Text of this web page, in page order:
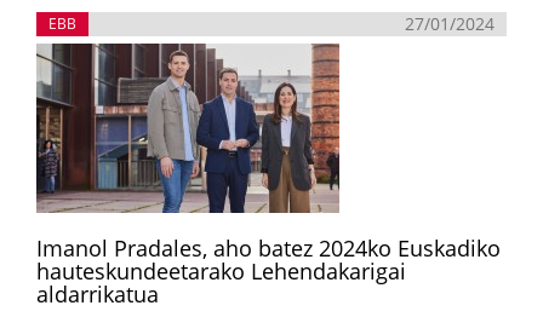
EBB 27/01/2024
Imanol Pradales, aho batez 2024ko Euskadiko
hauteskundeetarako Lehendakarigai
aldarrikatua